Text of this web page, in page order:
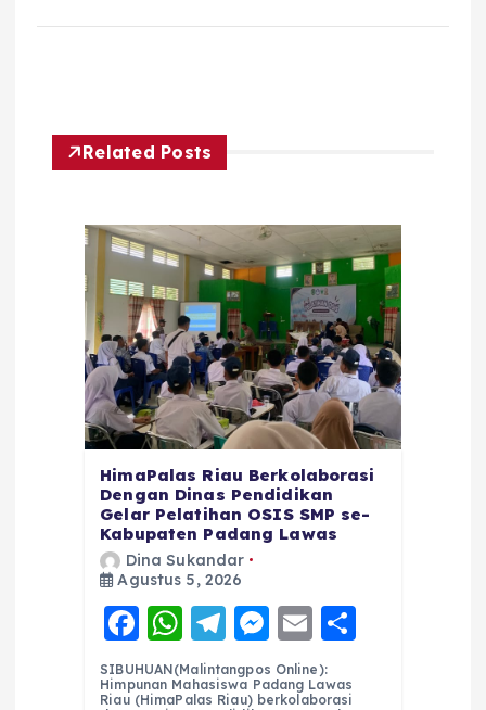
Related Posts
HimaPalas Riau Berkolaborasi
Dengan Dinas Pendidikan
Gelar Pelatihan OSIS SMP se-
Kabupaten Padang Lawas
Dina Sukandar
Agustus 5, 2026
F
a
c
W
h
a
T
el
e
M
e
ss
E
m
ai
SIBUHUAN(Malintangpos Online):
Himpunan Mahasiswa Padang Lawas
Riau (HimaPalas Riau) berkolaborasi